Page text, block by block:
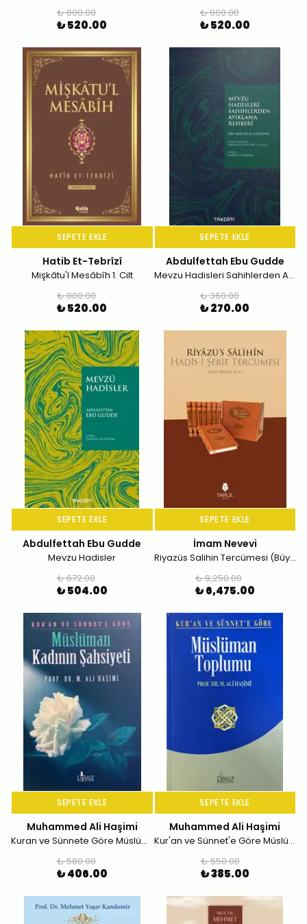
₺ 800.00
₺ 520.00
₺ 800.00
₺ 520.00
SEPETE EKLE
Hatib Et-Tebrîzî
Mişkâtu'l Mesâbîh 1. Cilt
₺ 800.00
₺ 520.00
SEPETE EKLE
Abdulfettah Ebu Gudde
Mevzu Hadisleri Sahihlerden Ayıklama Rehberi
₺ 360.00
₺ 270.00
SEPETE EKLE
Abdulfettah Ebu Gudde
Mevzu Hadisler
₺ 672.00
₺ 504.00
SEPETE EKLE
İmam Nevevi
Riyazüs Salihin Tercümesi (Büyük Boy-Deri 8 Cilt)
₺ 9,250.00
₺ 6,475.00
SEPETE EKLE
Muhammed Ali Haşimi
Kuran ve Sünnete Göre Müslüman Kadının Şahsiyeti
₺ 580.00
₺ 406.00
SEPETE EKLE
Muhammed Ali Haşimi
Kur'an ve Sünnet'e Göre Müslüman Toplumu
₺ 550.00
₺ 385.00